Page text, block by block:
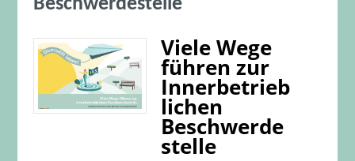
Beschwerdestelle
Viele Wege
führen zur
Innerbetrieb
lichen
Beschwerde
stelle